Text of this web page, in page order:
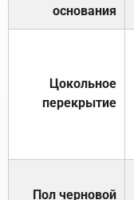
основания
Цокольное
перекрытие
Пол черновой